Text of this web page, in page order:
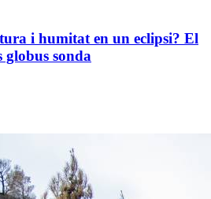
i humitat en un eclipsi? El
globus sonda